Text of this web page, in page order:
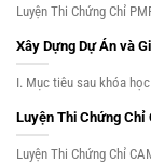
Luyện Thi Chứng Chỉ
Xây Dựng Dự Án và
I. Mục tiêu sau khóa
Luyện Thi Chứng Chỉ
Luyện Thi Chứng Chỉ